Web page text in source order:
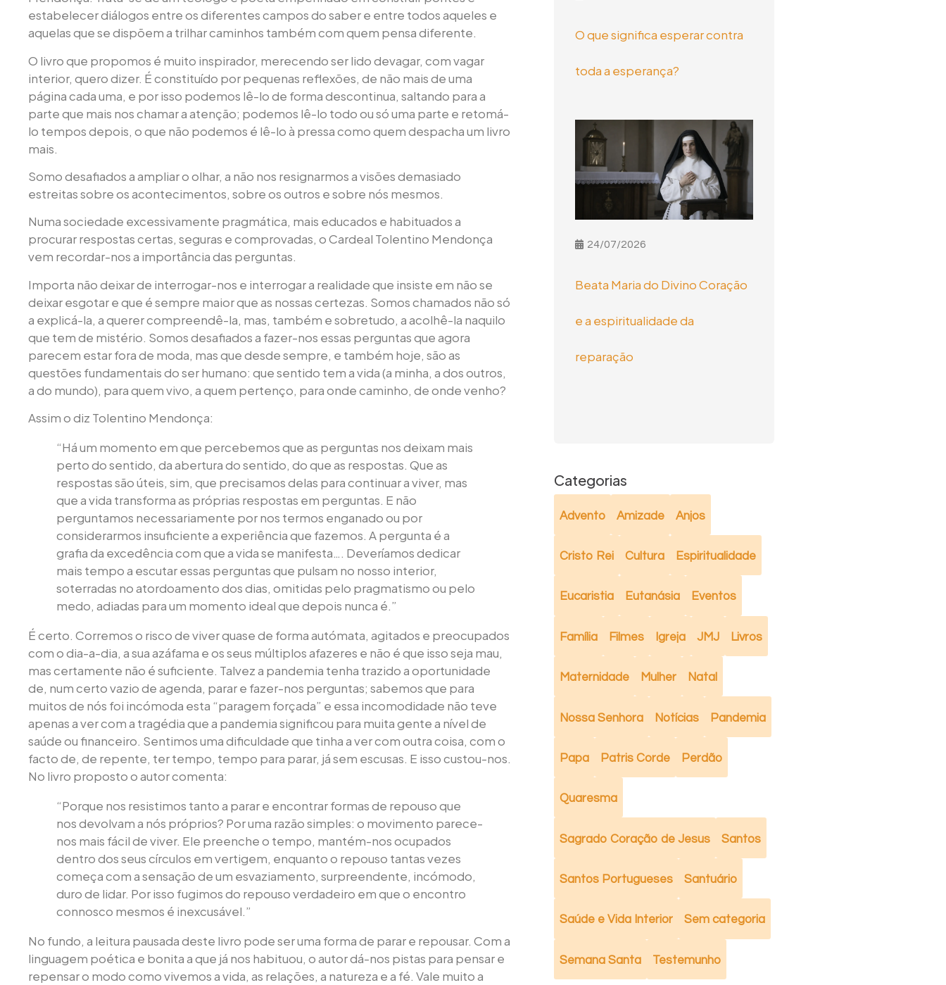
estabelecer diálogos entre os diferentes campos do saber e entre todos aqueles e
aquelas que se dispõem a trilhar caminhos também com quem pensa diferente.
O livro que propomos é muito inspirador, merecendo ser lido devagar, com vagar
interior, quero dizer. É constituído por pequenas reflexões, de não mais de uma
página cada uma, e por isso podemos lê-lo de forma descontinua, saltando para a
parte que mais nos chamar a atenção; podemos lê-lo todo ou só uma parte e retomá-
lo tempos depois, o que não podemos é lê-lo à pressa como quem despacha um livro
mais.
Somo desafiados a ampliar o olhar, a não nos resignarmos a visões demasiado
estreitas sobre os acontecimentos, sobre os outros e sobre nós mesmos.
Numa sociedade excessivamente pragmática, mais educados e habituados a
procurar respostas certas, seguras e comprovadas, o Cardeal Tolentino Mendonça
vem recordar-nos a importância das perguntas.
Importa não deixar de interrogar-nos e interrogar a realidade que insiste em não se
deixar esgotar e que é sempre maior que as nossas certezas. Somos chamados não só
a explicá-la, a querer compreendê-la, mas, também e sobretudo, a acolhê-la naquilo
que tem de mistério. Somos desafiados a fazer-nos essas perguntas que agora
parecem estar fora de moda, mas que desde sempre, e também hoje, são as
questões fundamentais do ser humano: que sentido tem a vida (a minha, a dos outros,
a do mundo), para quem vivo, a quem pertenço, para onde caminho, de onde venho?
Assim o diz Tolentino Mendonça:
“Há um momento em que percebemos que as perguntas nos deixam mais
perto do sentido, da abertura do sentido, do que as respostas. Que as
respostas são úteis, sim, que precisamos delas para continuar a viver, mas
que a vida transforma as próprias respostas em perguntas. E não
perguntamos necessariamente por nos termos enganado ou por
considerarmos insuficiente a experiência que fazemos. A pergunta é a
grafia da excedência com que a vida se manifesta…. Deveríamos dedicar
mais tempo a escutar essas perguntas que pulsam no nosso interior,
soterradas no atordoamento dos dias, omitidas pelo pragmatismo ou pelo
medo, adiadas para um momento ideal que depois nunca é.”
É certo. Corremos o risco de viver quase de forma autómata, agitados e preocupados
com o dia-a-dia, a sua azáfama e os seus múltiplos afazeres e não é que isso seja mau,
mas certamente não é suficiente. Talvez a pandemia tenha trazido a oportunidade
de, num certo vazio de agenda, parar e fazer-nos perguntas; sabemos que para
muitos de nós foi incómoda esta “paragem forçada” e essa incomodidade não teve
apenas a ver com a tragédia que a pandemia significou para muita gente a nível de
saúde ou financeiro. Sentimos uma dificuldade que tinha a ver com outra coisa, com o
facto de, de repente, ter tempo, tempo para parar, já sem escusas. E isso custou-nos.
No livro proposto o autor comenta:
“Porque nos resistimos tanto a parar e encontrar formas de repouso que
nos devolvam a nós próprios? Por uma razão simples: o movimento parece-
nos mais fácil de viver. Ele preenche o tempo, mantém-nos ocupados
dentro dos seus círculos em vertigem, enquanto o repouso tantas vezes
começa com a sensação de um esvaziamento, surpreendente, incómodo,
duro de lidar. Por isso fugimos do repouso verdadeiro em que o encontro
connosco mesmos é inexcusável.”
No fundo, a leitura pausada deste livro pode ser uma forma de parar e repousar. Com a
linguagem poética e bonita a que já nos habituou, o autor dá-nos pistas para pensar e
repensar o modo como vivemos a vida, as relações, a natureza e a fé. Vale muito a
O que significa esperar contra
toda a esperança?
24/07/2026
Beata Maria do Divino Coração
e a espiritualidade da
reparação
Categorias
Advento Amizade Anjos
Cristo Rei Cultura Espiritualidade
Eucaristia Eutanásia Eventos
Família Filmes Igreja JMJ Livros
Maternidade Mulher Natal
Nossa Senhora Notícias Pandemia
Papa Patris Corde Perdão
Quaresma
Sagrado Coração de Jesus Santos
Santos Portugueses Santuário
Saúde e Vida Interior Sem categoria
Semana Santa Testemunho